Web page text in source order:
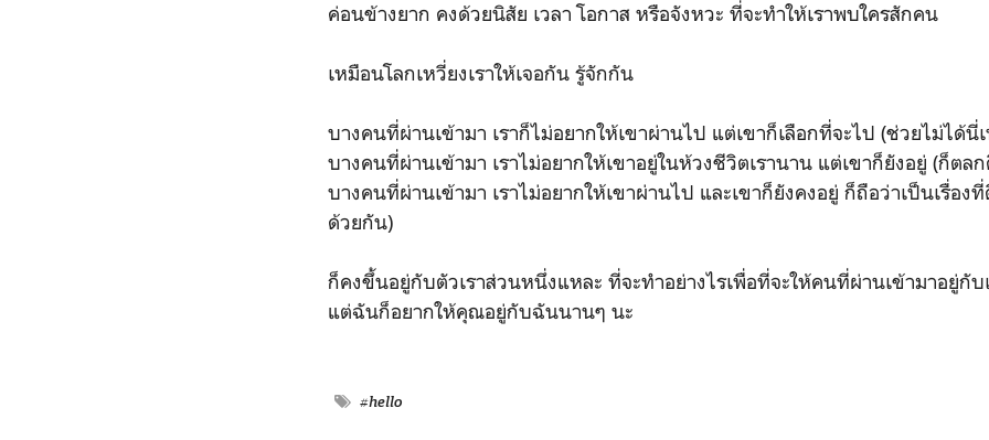
ค่อนข้างยาก คงด้วยนิสัย เวลา โอกาส หรือจังหวะ ที่จะทำให้เราพบใครสักคน
เหมือนโลกเหวี่ยงเราให้เจอกัน รู้จักกัน
บางคนที่ผ่านเข้ามา เราก็ไม่อยากให้เขาผ่านไป แต่เขาก็เลือกที่จะไป (ช่วยไม่ได้นี่
บางคนที่ผ่านเข้ามา เราไม่อยากให้เขาอยู่ในห้วงชีวิตเรานาน แต่เขาก็ยังอยู่ (ก็ตล
บางคนที่ผ่านเข้ามา เราไม่อยากให้เขาผ่านไป และเขาก็ยังคงอยู่ ก็ถือว่าเป็นเรื่อ
ด้วยกัน)
ก็คงขึ้นอยู่กับตัวเราส่วนหนึ่งแหละ ที่จะทำอย่างไรเพื่อที่จะให้คนที่ผ่านเข้ามาอยู่กับ
แต่ฉันก็อยากให้คุณอยู่กับฉันนานๆ นะ
#hello